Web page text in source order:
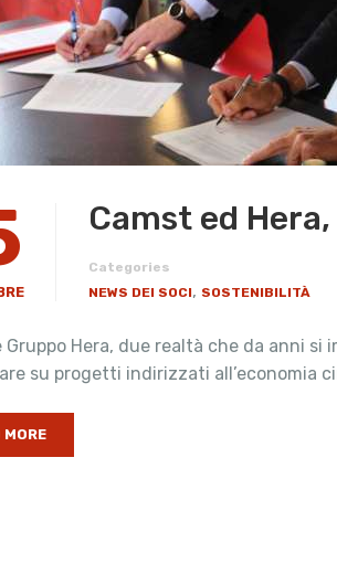
Camst ed
Categories
NEWS DEI SOCI, SOSTENIBILITÀ
Gruppo Hera, due realtà che da anni
su progetti indirizzati all’economia
MORE